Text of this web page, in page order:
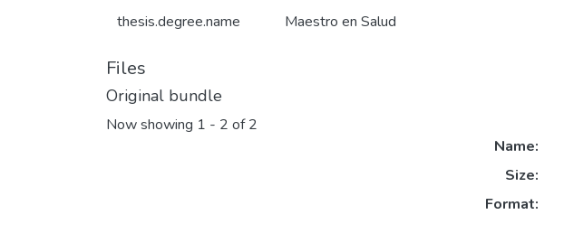
thesis.degree.name Maestro en Salud
Files
Original bundle
Now showing 1 - 2 of 2
Name:
Size:
Format: